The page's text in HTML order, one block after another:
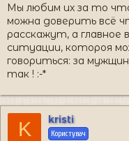
Мы любим их за то
можна доверить всё
расскажут, а главное
ситуации, котороя
говориться: за
так ! :-*
K kristi
Користувач